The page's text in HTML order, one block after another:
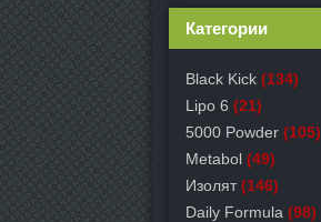
Категории
Black Kick (134)
Lipo 6 (21)
5000 Powder (105)
Metabol (49)
Изолят (146)
Daily Formula (98)